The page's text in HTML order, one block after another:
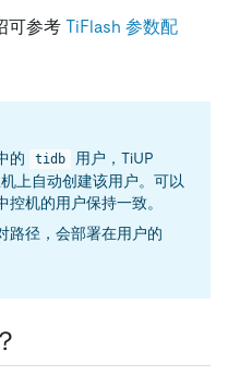
可参考 TiFlash 参数配
的 tidb
用户，TiUP
上自动创建该用户。可以
控机的用户保持一致。
路径，会部署在用户的